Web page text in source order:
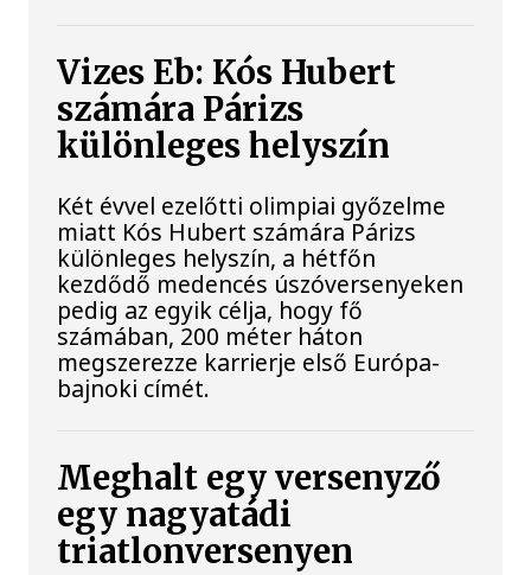
Vizes Eb: Kós Hubert
számára Párizs
különleges helyszín
Két évvel ezelőtti olimpiai győzelme
miatt Kós Hubert számára Párizs
különleges helyszín, a hétfőn
kezdődő medencés úszóversenyeken
pedig az egyik célja, hogy fő
számában, 200 méter háton
megszerezze karrierje első Európa-
bajnoki címét.
Meghalt egy versenyző
egy nagyatádi
triatlonversenyen